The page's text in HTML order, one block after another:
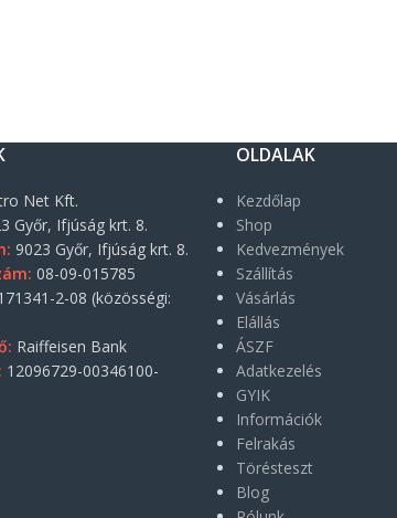
Net Kft.
Győr, Ifjúság krt. 8.
9023 Győr, Ifjúság krt. 8.
08-09-015785
2-08 (közösségi:
Raiffeisen Bank
12096729-00346100-
OLDALAK
Kezdőlap
Shop
Kedvezmények
Szállítás
Vásárlás
Elállás
ÁSZF
Adatkezelés
GYIK
Információk
Felrakás
Törésteszt
Blog